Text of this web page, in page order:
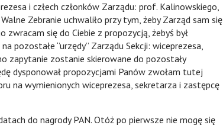
i człech członków Zarządu: prof. Kalinowskiego,
Zebranie uchwaliło przy tym, żeby Zarząd sam się
się do Ciebie z propozycją, żebyś był
pozostałe ‘’urzędy” Zarządu Sekcji: wiceprezesa,
zapytanie zostanie skierowane do pozostały
dysponował propozycjami Panów zwołam tutej
na wymienionych wiceprezesa, sekretarza i zastępcę
do nagrody PAN. Otóż po pierwsze nie mogę się